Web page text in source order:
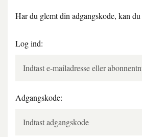
Har du glemt din adgangskode, kan du
Log ind:
Adgangskode: